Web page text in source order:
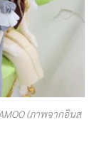
(ภาพจากอินส